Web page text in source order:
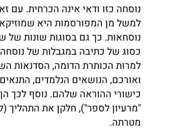
נוסחה כזו ודאי אינה הכרחית. עם
למשל מן המפורסמות היא
נוסחאות. כך גם בסוגות שונות של
כסוג של כתיבה במגבלות של
למרות הכותרת הדומה, הסדנאות
ואורכם, הנושאים הנלמדים,
כישורי ההוראה שלהם. נוסף לכך
"מרעיון לספר"), חלקן את התהליך
מטרתה.